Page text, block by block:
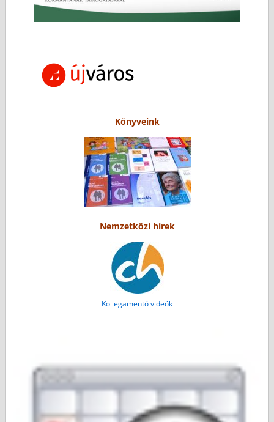
Könyveink
Nemzetközi hírek
Kollegamentó videók